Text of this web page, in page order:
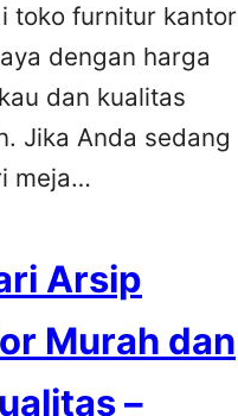
toko furnitur kantor
dengan harga
dan kualitas
Jika Anda sedang
meja…
Arsip
Murah dan
–